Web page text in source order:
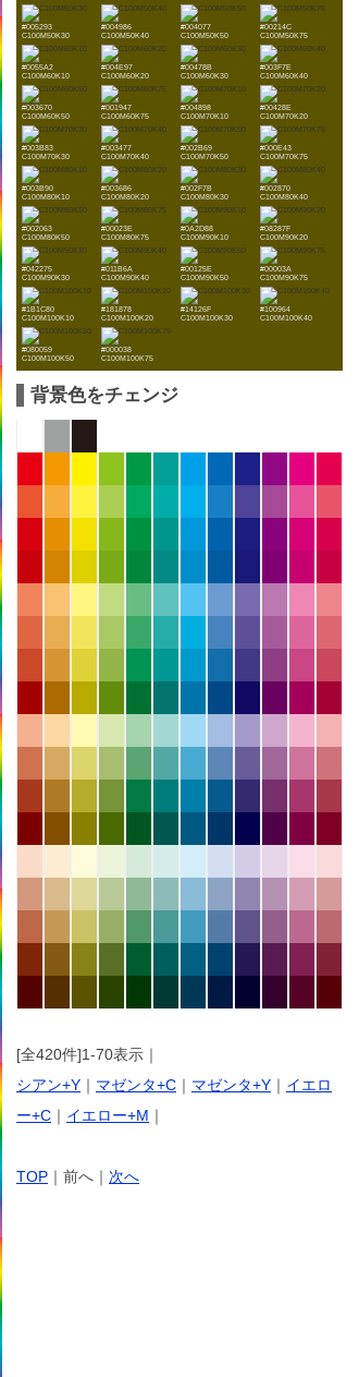
#005293
C100M50K30
#004986
C100M50K40
#004077
C100M50K50
#00214C
C100M50K75
#0055A2
C100M60K10
#004E97
C100M60K20
#00478B
C100M60K30
#003F7E
C100M60K40
#003670
C100M60K50
#001947
C100M60K75
#004898
C100M70K10
#00428E
C100M70K20
#003B83
C100M70K30
#003477
C100M70K40
#002B69
C100M70K50
#000E43
C100M70K75
#003B90
C100M80K10
#003686
C100M80K20
#002F7B
C100M80K30
#002870
C100M80K40
#002063
C100M80K50
#00023E
C100M80K75
#0A2D88
C100M90K10
#08287F
C100M90K20
#042275
C100M90K30
#011B6A
C100M90K40
#00125E
C100M90K50
#00003A
C100M90K75
#1B1C80
C100M100K10
#181878
C100M100K20
#14126F
C100M100K30
#100964
C100M100K40
#080059
C100M100K50
#000038
C100M100K75
背景色をチェンジ
[全420件]1-70表示｜
シアン+Y ｜ マゼンタ+C ｜ マゼンタ+Y ｜ イエロ
ー+C ｜ イエロー+M ｜
TOP ｜前へ｜ 次へ